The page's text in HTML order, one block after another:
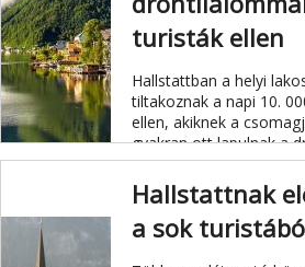
turisták ellen
Hallstattban a helyi
tiltakoznak a napi 10.
ellen, akiknek a
gyakran ott lapulnak a
Hallstattnak
a sok